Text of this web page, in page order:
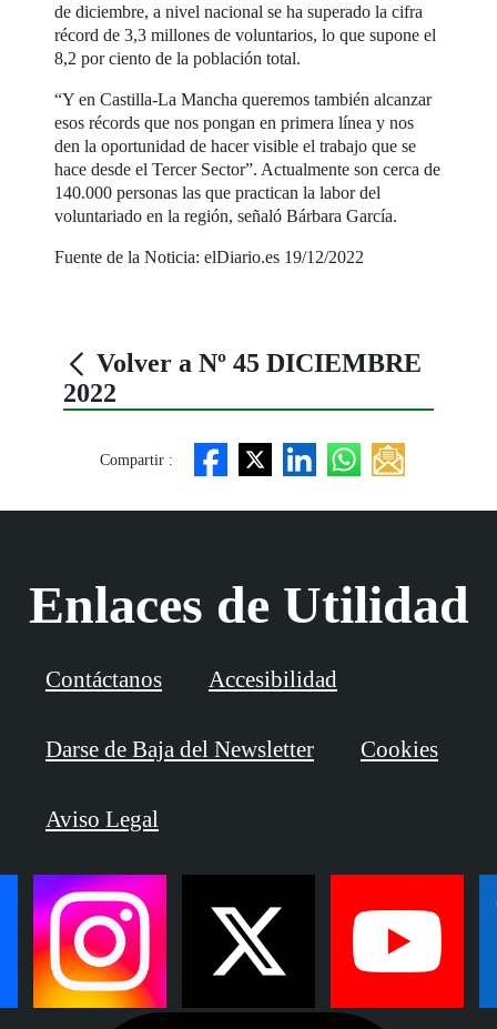
de diciembre, a nivel nacional se ha superado la cifra
récord de 3,3 millones de voluntarios, lo que supone el
8,2 por ciento de la población total.
“Y en Castilla-La Mancha queremos también alcanzar
esos récords que nos pongan en primera línea y nos
den la oportunidad de hacer visible el trabajo que se
hace desde el Tercer Sector”. Actualmente son cerca de
140.000 personas las que practican la labor del
voluntariado en la región, señaló Bárbara García.
Fuente de la Noticia: elDiario.es 19/12/2022
Volver a Nº 45 DICIEMBRE
2022
Compartir :
Enlaces de Utilidad
Contáctanos Accesibilidad
Darse de Baja del Newsletter Cookies
Aviso Legal